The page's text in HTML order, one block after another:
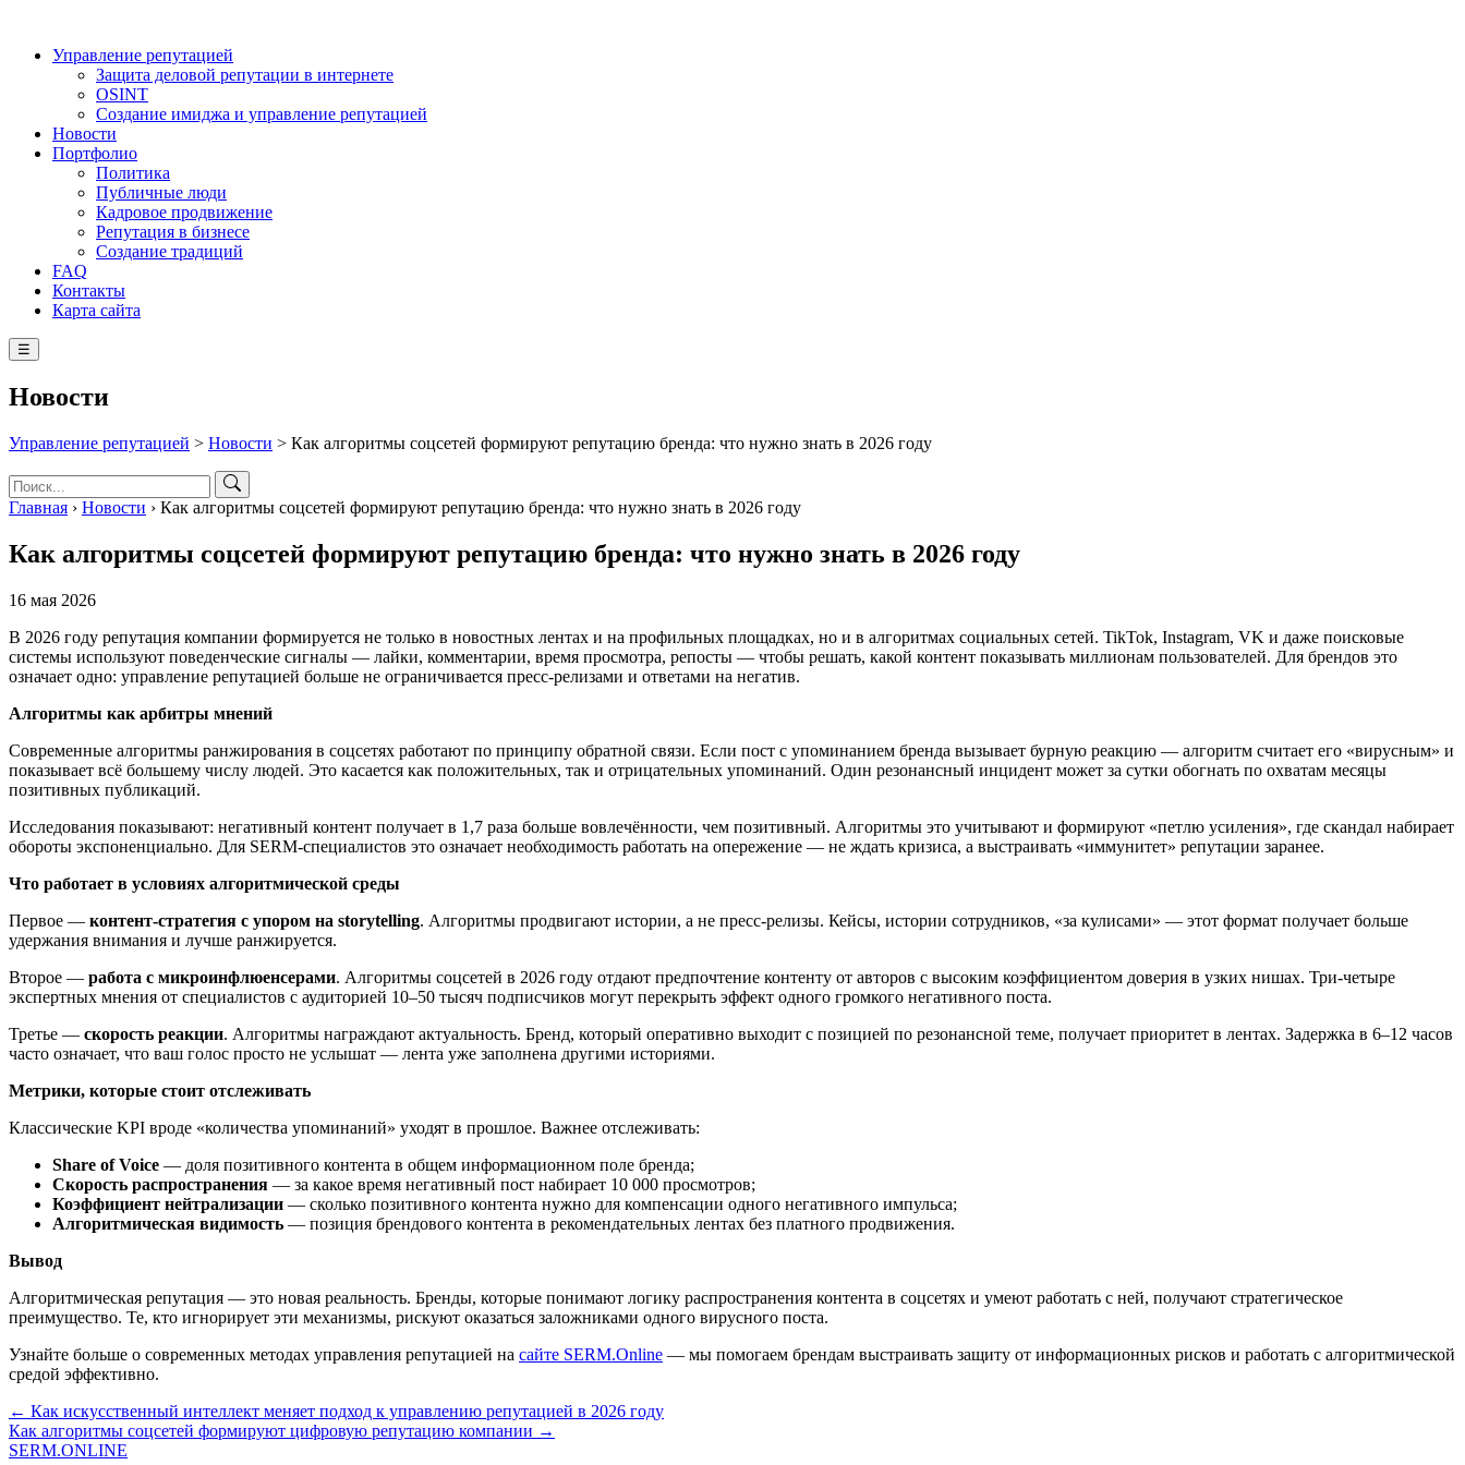
Управление репутацией
Защита деловой репутации в интернете
OSINT
Создание имиджа и управление репутацией
Новости
Портфолио
Политика
Публичные люди
Кадровое продвижение
Репутация в бизнесе
Создание традиций
FAQ
Контакты
Карта сайта
☰
Новости
Управление репутацией > Новости > Как алгоритмы соцсетей формируют репутацию бренда: что нужно знать в 2026 году
Главная › Новости › Как алгоритмы соцсетей формируют репутацию бренда: что нужно знать в 2026 году
Как алгоритмы соцсетей формируют репутацию бренда: что нужно знать в 2026 году
16 мая 2026
В 2026 году репутация компании формируется не только в новостных лентах и на профильных площадках, но и в алгоритмах социальных сетей. TikTok, Instagram, VK и даже поисковые
системы используют поведенческие сигналы — лайки, комментарии, время просмотра, репосты — чтобы решать, какой контент показывать миллионам пользователей. Для брендов это
означает одно: управление репутацией больше не ограничивается пресс-релизами и ответами на негатив.
Алгоритмы как арбитры мнений
Современные алгоритмы ранжирования в соцсетях работают по принципу обратной связи. Если пост с упоминанием бренда вызывает бурную реакцию — алгоритм считает его «вирусным» и
показывает всё большему числу людей. Это касается как положительных, так и отрицательных упоминаний. Один резонансный инцидент может за сутки обогнать по охватам месяцы
позитивных публикаций.
Исследования показывают: негативный контент получает в 1,7 раза больше вовлечённости, чем позитивный. Алгоритмы это учитывают и формируют «петлю усиления», где скандал набирает
обороты экспоненциально. Для SERM-специалистов это означает необходимость работать на опережение — не ждать кризиса, а выстраивать «иммунитет» репутации заранее.
Что работает в условиях алгоритмической среды
Первое — контент-стратегия с упором на storytelling. Алгоритмы продвигают истории, а не пресс-релизы. Кейсы, истории сотрудников, «за кулисами» — этот формат получает больше
удержания внимания и лучше ранжируется.
Второе — работа с микроинфлюенсерами. Алгоритмы соцсетей в 2026 году отдают предпочтение контенту от авторов с высоким коэффициентом доверия в узких нишах. Три-четыре
экспертных мнения от специалистов с аудиторией 10–50 тысяч подписчиков могут перекрыть эффект одного громкого негативного поста.
Третье — скорость реакции. Алгоритмы награждают актуальность. Бренд, который оперативно выходит с позицией по резонансной теме, получает приоритет в лентах. Задержка в 6–12 часов
часто означает, что ваш голос просто не услышат — лента уже заполнена другими историями.
Метрики, которые стоит отслеживать
Классические KPI вроде «количества упоминаний» уходят в прошлое. Важнее отслеживать:
Share of Voice — доля позитивного контента в общем информационном поле бренда;
Скорость распространения — за какое время негативный пост набирает 10 000 просмотров;
Коэффициент нейтрализации — сколько позитивного контента нужно для компенсации одного негативного импульса;
Алгоритмическая видимость — позиция брендового контента в рекомендательных лентах без платного продвижения.
Вывод
Алгоритмическая репутация — это новая реальность. Бренды, которые понимают логику распространения контента в соцсетях и умеют работать с ней, получают стратегическое
преимущество. Те, кто игнорирует эти механизмы, рискуют оказаться заложниками одного вирусного поста.
Узнайте больше о современных методах управления репутацией на сайте SERM.Online — мы помогаем брендам выстраивать защиту от информационных рисков и работать с алгоритмической
средой эффективно.
← Как искусственный интеллект меняет подход к управлению репутацией в 2026 году
Как алгоритмы соцсетей формируют цифровую репутацию компании →
SERM.ONLINE